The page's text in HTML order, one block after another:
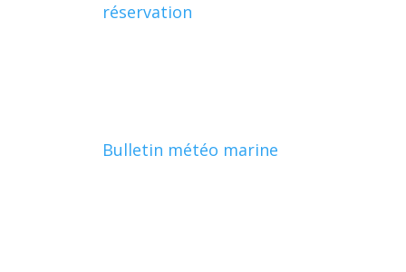
réservation
Bulletin météo marine